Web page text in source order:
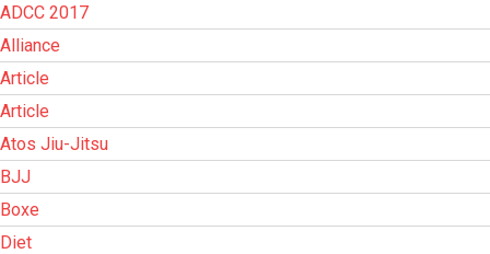
ADCC 2017
Alliance
Article
Article
Atos Jiu-Jitsu
BJJ
Boxe
Diet